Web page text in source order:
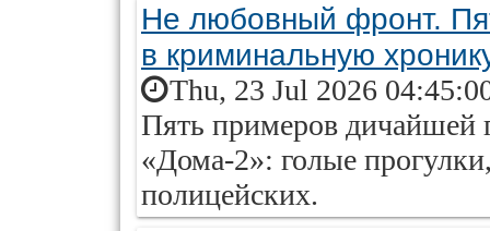
Не любовный фронт.
в криминальную
Thu, 23 Jul 2026
Пять примеров дичайшей
«Дома-2»: голые
полицейских.